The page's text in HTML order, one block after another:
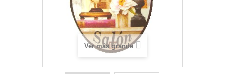
Ver más grande